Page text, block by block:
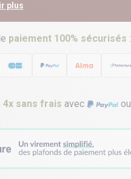
plus
paiement 100% sécurisés :
4x sans frais avec ou